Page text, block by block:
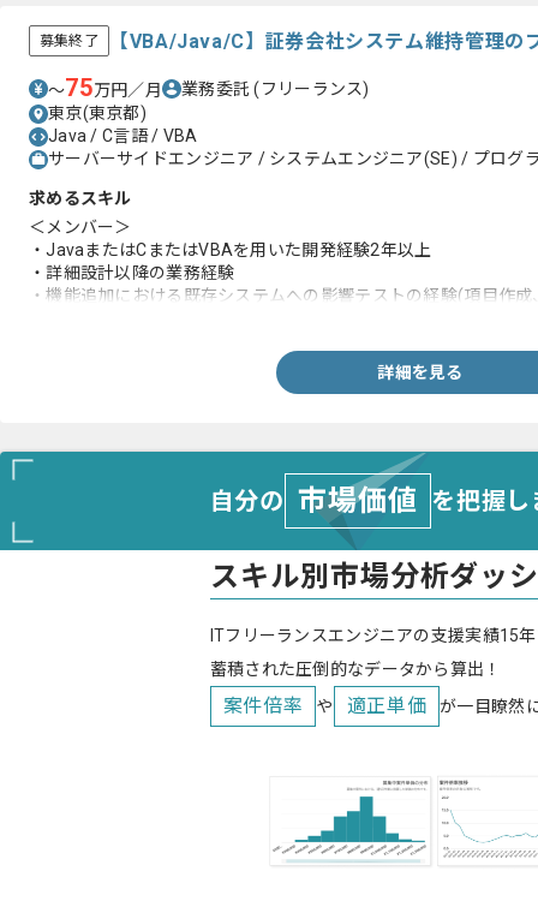
募集終了 【VBA/Java/C】証券会社システム維持管理の
〜75万円／月 業務委託(フリーランス)
東京(東京都)
Java / C言語 / VBA
サーバーサイドエンジニア / システムエンジニア(SE) / プログ
求めるスキル
＜メンバー＞
・JavaまたはCまたはVBAを用いた開発経験2年以上
・詳細設計以降の業務経験
・機能追加における既存システムへの影響テストの経験(項目作成
・JavaまたはCまたはVBAを用いた開発経験3年以上
詳細を見る
自分の 市場価値 を把握
スキル別市場分析ダッ
ITフリーランスエンジニアの支援実績15
蓄積された圧倒的なデータから算出！
案件倍率 や 適正単価 が一目瞭然